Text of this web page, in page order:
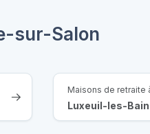
sur-Salon
Maisons de retraite
Luxeuil-les-